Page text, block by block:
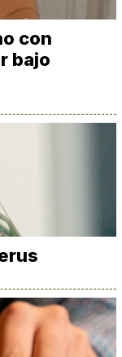
con
bajo